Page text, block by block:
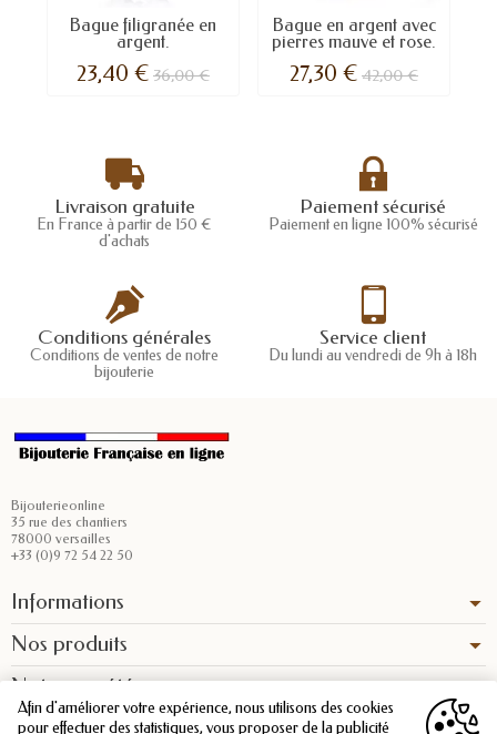
Bague filigranée en
argent.
23,40 € 36,00 €
Bague en argent avec
pierres mauve et rose.
27,30 € 42,00 €
Livraison gratuite
En France à partir de 150 €
d'achats
Paiement sécurisé
Paiement en ligne 100% sécurisé
Conditions générales
Conditions de ventes de notre
bijouterie
Service client
Du lundi au vendredi de 9h à 18h
Bijouterieonline
35 rue des chantiers
78000 versailles
+33 (0)9 72 54 22 50
Informations
Nos produits
Notre société
Afin d'améliorer votre expérience, nous utilisons des cookies
pour effectuer des statistiques, vous proposer de la publicité